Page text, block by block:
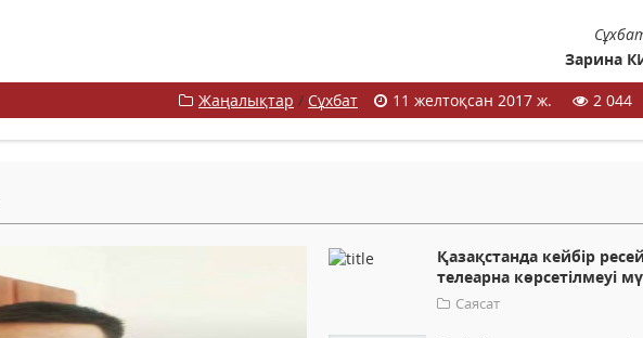
Зарина
Жаңалықтар / Сұхбат 11 желтоқсан 2017 ж. 2 044
Қазақстанда кейбір
телеарна көрсетілмеуі
Саясат